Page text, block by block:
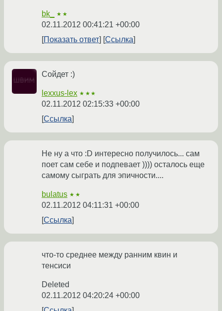
bk_ ★★
02.11.2012 00:41:21 +00:00
Показать ответ
Ссылка
Сойдет :)
lexxus-lex ★★★
02.11.2012 02:15:33 +00:00
Ссылка
Не ну а что :D интересно получилось... сам
поет сам себе и подпевает )))) осталось еще
самому сыграть для эпичности....
bulatus ★★
02.11.2012 04:11:31 +00:00
Ссылка
что-то среднее между ранним квин и
тенсиси
Deleted
02.11.2012 04:20:24 +00:00